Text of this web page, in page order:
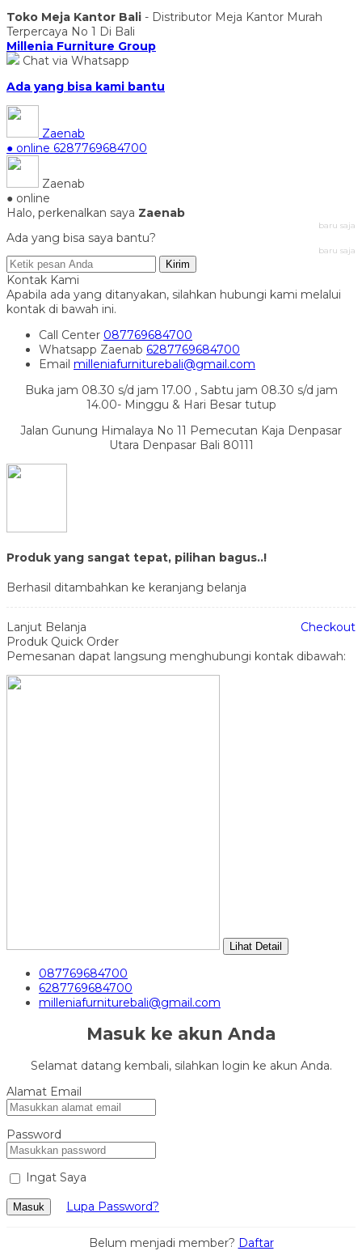
Toko Meja Kantor Bali - Distributor Meja Kantor Murah
Terpercaya No 1 Di Bali
Millenia Furniture Group
Chat via Whatsapp
Ada yang bisa kami bantu
Zaenab
● online 6287769684700
Zaenab
● online
Halo, perkenalkan saya Zaenab
baru saja
Ada yang bisa saya bantu?
baru saja
Kirim
Kontak Kami
Apabila ada yang ditanyakan, silahkan hubungi kami melalui
kontak di bawah ini.
Call Center 087769684700
Whatsapp Zaenab 6287769684700
Email milleniafurniturebali@gmail.com
Buka jam 08.30 s/d jam 17.00 , Sabtu jam 08.30 s/d jam
14.00- Minggu & Hari Besar tutup
Jalan Gunung Himalaya No 11 Pemecutan Kaja Denpasar
Utara Denpasar Bali 80111
Produk yang sangat tepat, pilihan bagus..!
Berhasil ditambahkan ke keranjang belanja
Lanjut Belanja
Checkout
Produk Quick Order
Pemesanan dapat langsung menghubungi kontak dibawah:
Lihat Detail
087769684700
6287769684700
milleniafurniturebali@gmail.com
Masuk ke akun Anda
Selamat datang kembali, silahkan login ke akun Anda.
Alamat Email
Password
Ingat Saya
Masuk Lupa Password?
Belum menjadi member? Daftar